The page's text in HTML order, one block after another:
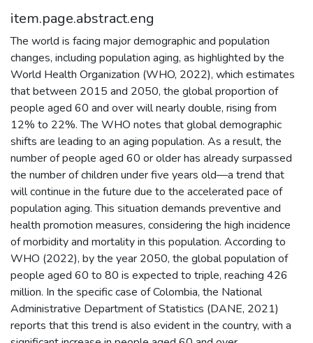
item.page.abstract.eng
The world is facing major demographic and population
changes, including population aging, as highlighted by the
World Health Organization (WHO, 2022), which estimates
that between 2015 and 2050, the global proportion of
people aged 60 and over will nearly double, rising from
12% to 22%. The WHO notes that global demographic
shifts are leading to an aging population. As a result, the
number of people aged 60 or older has already surpassed
the number of children under five years old—a trend that
will continue in the future due to the accelerated pace of
population aging. This situation demands preventive and
health promotion measures, considering the high incidence
of morbidity and mortality in this population. According to
WHO (2022), by the year 2050, the global population of
people aged 60 to 80 is expected to triple, reaching 426
million. In the specific case of Colombia, the National
Administrative Department of Statistics (DANE, 2021)
reports that this trend is also evident in the country, with a